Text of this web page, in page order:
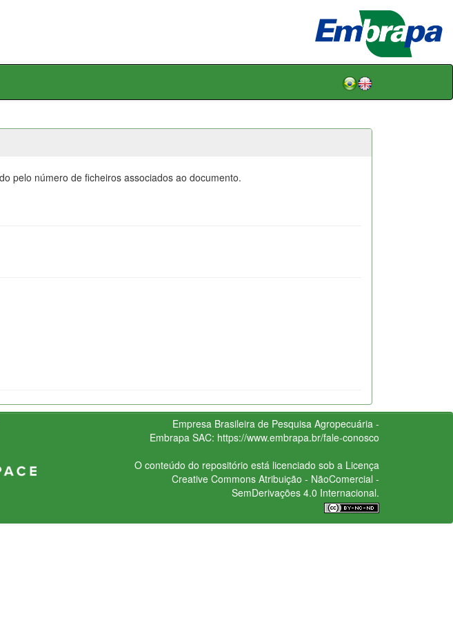
pelo número de ficheiros associados ao documento.
Empresa Brasileira de Pesquisa Agropecuária -
Embrapa SAC: https://www.embrapa.br/fale-conosco
O conteúdo do repositório está licenciado sob a Licença
Creative CommonsAtribuição - NãoComercial -
SemDerivações 4.0 Internacional.